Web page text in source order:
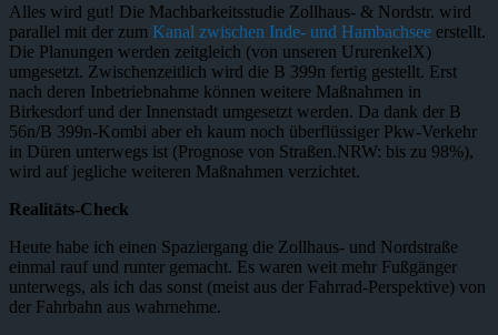
Alles wird gut! Die Machbarkeitsstudie Zollhaus- & Nordstr. wird
parallel mit der zum Kanal zwischen Inde- und Hambachsee erstellt.
Die Planungen werden zeitgleich (von unseren UrurenkelX)
umgesetzt. Zwischenzeitlich wird die B 399n fertig gestellt. Erst
nach deren Inbetriebnahme können weitere Maßnahmen in
Birkesdorf und der Innenstadt umgesetzt werden. Da dank der B
56n/B 399n-Kombi aber eh kaum noch überflüssiger Pkw-Verkehr
in Düren unterwegs ist (Prognose von Straßen.NRW: bis zu 98%),
wird auf jegliche weiteren Maßnahmen verzichtet.
Realitäts-Check
Heute habe ich einen Spaziergang die Zollhaus- und Nordstraße
einmal rauf und runter gemacht. Es waren weit mehr Fußgänger
unterwegs, als ich das sonst (meist aus der Fahrrad-Perspektive) von
der Fahrbahn aus wahrnehme.